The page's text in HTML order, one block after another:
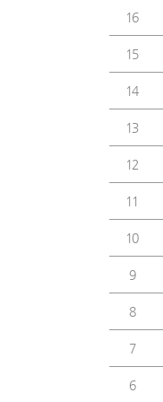
16
15
14
13
12
11
10
9
8
7
6